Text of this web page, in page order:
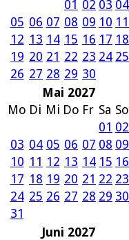
01 02 03 04
05 06 07 08 09 10 11
12 13 14 15 16 17 18
19 20 21 22 23 24 25
26 27 28 29 30
Mai 2027
Mo Di Mi Do Fr Sa So
01 02
03 04 05 06 07 08 09
10 11 12 13 14 15 16
17 18 19 20 21 22 23
24 25 26 27 28 29 30
31
Juni 2027